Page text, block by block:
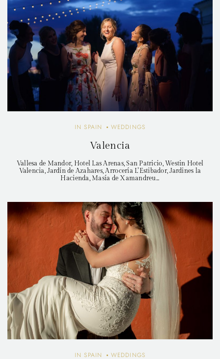
IN SPAIN WEDDINGS
Valencia
Vallesa de Mandor, Hotel Las Arenas, San Patricio, Westin Hotel
Valencia, Jardín de Azahares, Arrocería L’Estibador, Jardines la
Hacienda, Masía de Xamandreu...
IN SPAIN WEDDINGS